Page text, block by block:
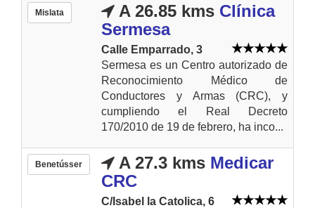
Mislata A 26.85 kms Clínica
Sermesa
Calle Emparrado, 3
Sermesa es un Centro autorizado de
Reconocimiento Médico de
Conductores y Armas (CRC), y
cumpliendo el Real Decreto
170/2010 de 19 de febrero, ha inco...
Benetússer A 27.3 kms Medicar
CRC
C/Isabel la Catolica, 6